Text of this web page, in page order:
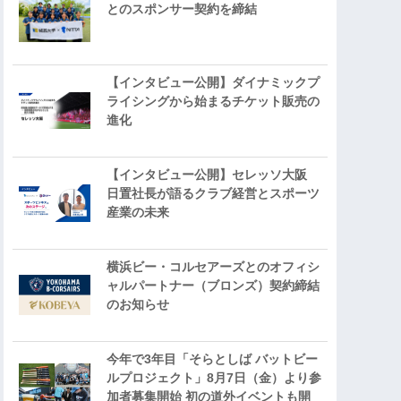
とのスポンサー契約を締結
【インタビュー公開】ダイナミックプ
ライシングから始まるチケット販売の
進化
【インタビュー公開】セレッソ大阪
日置社長が語るクラブ経営とスポーツ
産業の未来
横浜ビー・コルセアーズとのオフィシ
ャルパートナー（ブロンズ）契約締結
のお知らせ
今年で3年目「そらとしば バットビー
ルプロジェクト」8月7日（金）より参
加者募集開始 初の道外イベントも開